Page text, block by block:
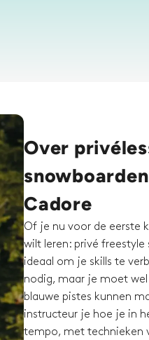
Over
Cadore
Of je nu voor de eerste
wilt leren: privé
ideaal om je skills te
nodig, maar je moet
blauwe pistes kunnen
instructeur je hoe je in
tempo, met technieken